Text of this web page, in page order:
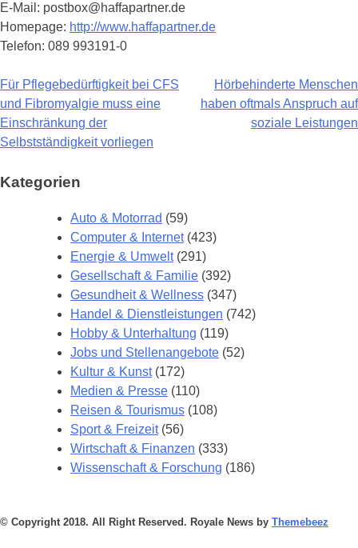
E-Mail: postbox@haffapartner.de
Homepage: http://www.haffapartner.de
Telefon: 089 993191-0
Beitragsnavigation
Für Pflegebedürftigkeit bei CFS
und Fibromyalgie muss eine
Einschränkung der
Selbstständigkeit vorliegen
Hörbehinderte Menschen
haben oftmals Anspruch auf
soziale Leistungen
Kategorien
Auto & Motorrad (59)
Computer & Internet(423)
Energie & Umwelt(291)
Gesellschaft & Familie (392)
Gesundheit & Wellness (347)
Handel & Dienstleistungen (742)
Hobby & Unterhaltung (119)
Jobs und Stellenangebote (52)
Kultur & Kunst(172)
Medien & Presse (110)
Reisen & Tourismus (108)
Sport & Freizeit(56)
Wirtschaft & Finanzen (333)
Wissenschaft & Forschung (186)
© Copyright 2018. All Right Reserved. Royale News by Themebeez